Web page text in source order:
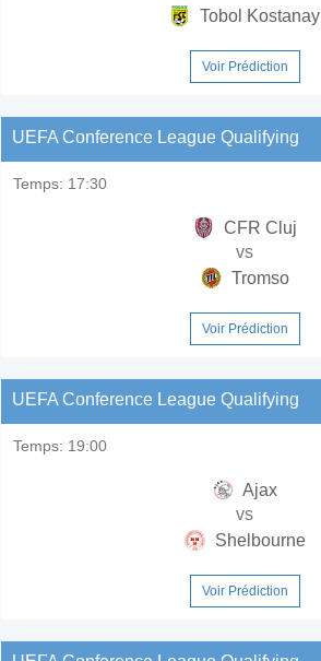
Tobol Kostanay
Voir Prédiction
UEFA Conference League Qualifying
Temps: 17:30
CFR Cluj
vs
Tromso
Voir Prédiction
UEFA Conference League Qualifying
Temps: 19:00
Ajax
vs
Shelbourne
Voir Prédiction